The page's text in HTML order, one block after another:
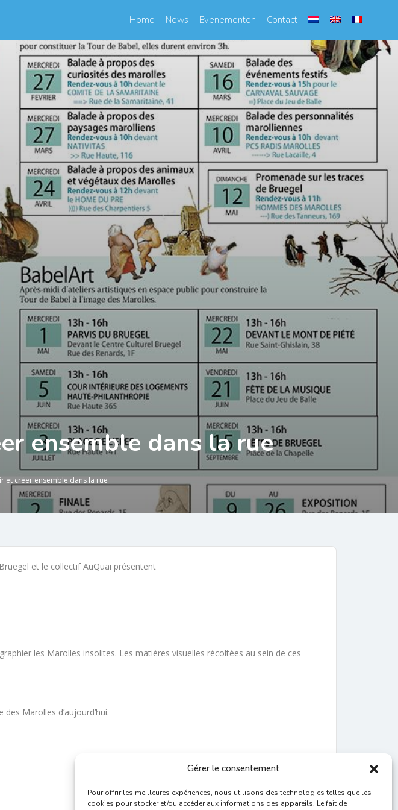
Gérer le consentement
Pour offrir les meilleures expériences, nous utilisons des technologies telles que les
cookies pour stocker et/ou accéder aux informations des appareils. Le fait de
Home News Evenementen Contact
ensemble dans la rue
et créer ensemble dans la rue
et le collectif AuQuai présentent
les Marolles insolites. Les matières visuelles récoltées au sein de ces
Marolles d’aujourd’hui.